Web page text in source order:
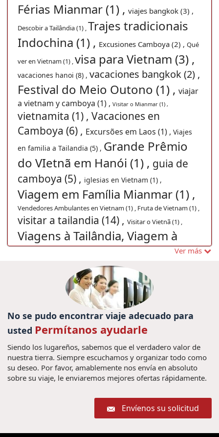
Férias Mianmar (1) , viajes bangkok (3) ,
Descobir a Tailândia (1) ,Trajes tradicionais
Indochina (1) , Excusiones Camboya (2) , Qué
ver en Vietnam (1) ,visa para Vietnam (3) ,
vacaciones hanoi (8) , vacaciones bangkok (2) ,
Festival do Meio Outono (1) , viajar
a vietnam y camboya (1) , Visitar o Mianmar (1) ,
vietnamita (1) , Vacaciones en
Camboya (6) , Excursões em Laos (1) , Viajes
en familia a Tailandia (5) , Grande Prêmio
do VIetnã em Hanói (1) , guia de
camboya (5) , iglesias en Vietnam (1) ,
Viagem em Família Mianmar (1) ,
Vendedores Ambulantes en Vietnam (1) , Fruta de Vietnam (1) ,
visitar a tailandia (14) , Visitar o Vietnã (1) ,
Viagens à Tailândia, Viagem à
Tailândia, Férias na Tâilandia,
Férias na Tailândia, Viaja à
Tailândia, Visitar à Tailândia,
Viagem em família Tailândia,
Excurcoes Tailândia, Turismo na
Tailândia, Viagem barata à
Tailândia, Pacotes de viag (1) ,Guia
de viagem Vietnã (1) ,visitar no Vietnã (1) ,
Guia de viajes vietnam e indochina (3) ,
festival de vietnam (5) ,Viagem em família Camboja (1) ,
Viajar a Mianmar (1) , Venezuela (1) ,
que cosas a ver y hacer en
Ver más
No se pudo encontrar viaje adecuado para
usted Permítanos ayudarle
Siendo los lugareños, sabemos que el verdadero valor de
nuestra tierra. Siempre escuchamos y organizar todo como
su deseo. Por favor, amablemente nos envía en absoluto
sobre su viaje, le enviaremos mejores ofertas rápidamente.
Envíenos su solicitud